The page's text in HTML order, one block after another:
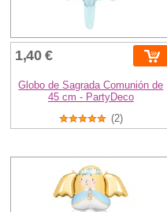
1,40 €
Globo de Sagrada Comunión de
45 cm - PartyDeco
(2)